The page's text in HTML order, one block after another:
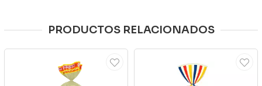
PRODUCTOS RELACIONADOS